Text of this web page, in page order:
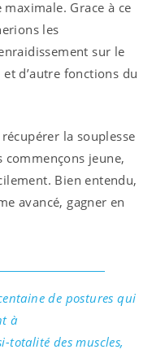
Grace à ce
les
sur le
d’autre fonctions du
la souplesse
commençons jeune,
Bien entendu,
avancé, gagner en
de postures qui
à
totalité des muscles,